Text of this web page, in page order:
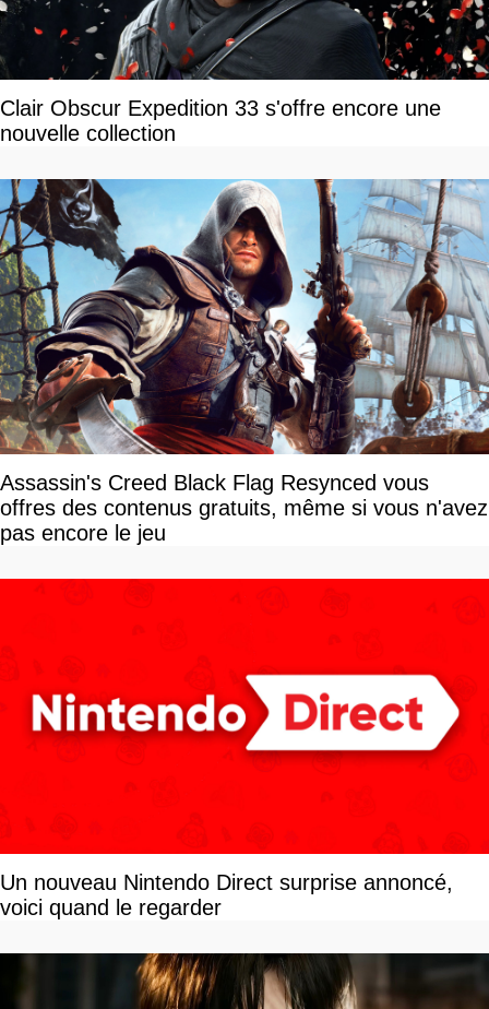
Clair Obscur Expedition 33 s'offre encore une
nouvelle collection
Assassin's Creed Black Flag Resynced vous
offres des contenus gratuits, même si vous n'avez
pas encore le jeu
Un nouveau Nintendo Direct surprise annoncé,
voici quand le regarder